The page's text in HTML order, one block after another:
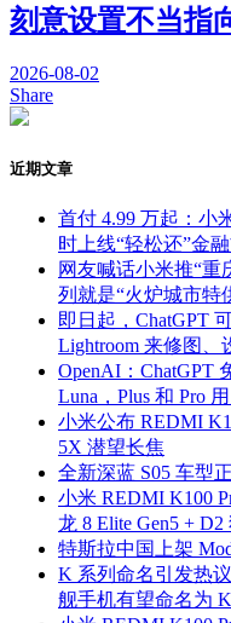
刻意设置不当指
2026-08-02
Share
近期文章
首付 4.99 万起：小
时上线“轻松还”金
网友喊话小米推“重
列就是“火炉城市特
即日起，ChatGPT
Lightroom 来修图、
OpenAI：ChatGPT
Luna，Plus 和 Pro
小米公布 REDMI
5X 潜望长焦
全新深蓝 S05 车型
小米 REDMI K100
龙 8 Elite Gen5 +
特斯拉中国上架
K 系列命名引发热
舰手机有望命名为